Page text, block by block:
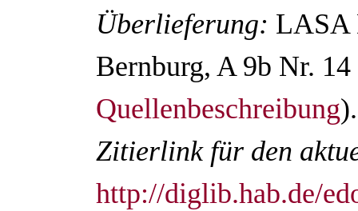
Überlieferung: LASA
Bernburg, A 9b Nr.
Quellenbeschreibung).
Zitierlink für den
http://diglib.hab.de/